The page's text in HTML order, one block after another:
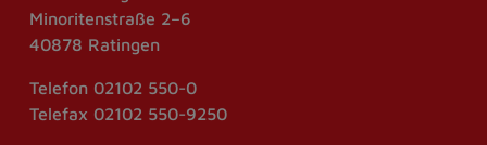
Minoritenstraße 2–6
40878 Ratingen
Telefon 02102 550-0
Telefax 02102 550-9250